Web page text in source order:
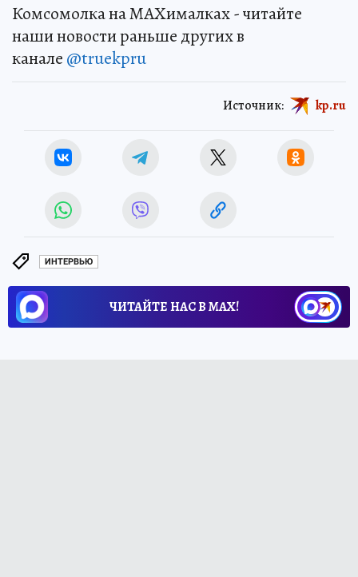
Комсомолка на MAXималках - читайте
наши новости раньше других в
канале @truekpru
Источник: kp.ru
ИНТЕРВЬЮ
ЧИТАЙТЕ НАС В МАХ!